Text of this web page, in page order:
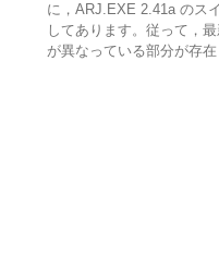
に，ARJ.EXE 2.41a のス
してあります。従って，
が異なっている部分が存在